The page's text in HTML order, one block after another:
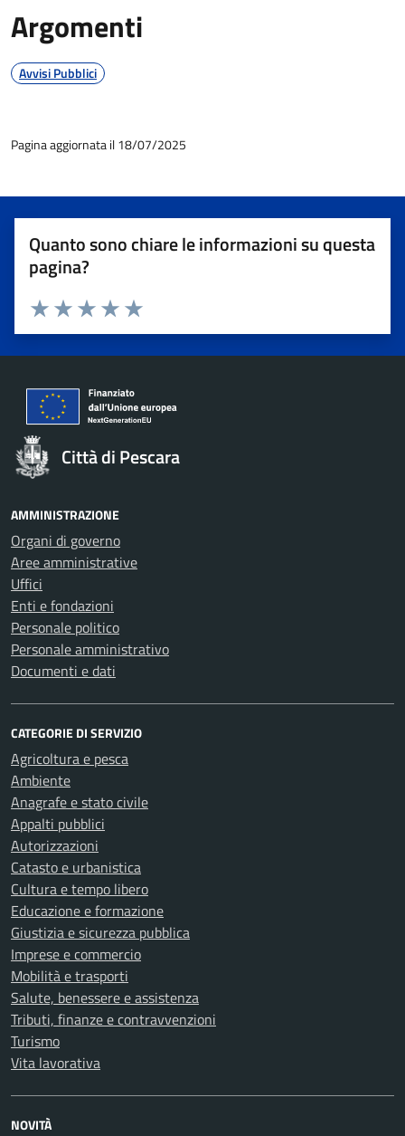
Argomenti
Avvisi Pubblici
Pagina aggiornata il 18/07/2025
Quanto sono chiare le informazioni su questa
pagina?
Valuta 5 stelle su 5
Valuta 4 stelle su 5
Valuta 3 stelle su 5
Valuta 2 stelle su 5
Valuta 1 stelle su 5
Città di Pescara
AMMINISTRAZIONE
Organi di governo
Aree amministrative
Uffici
Enti e fondazioni
Personale politico
Personale amministrativo
Documenti e dati
CATEGORIE DI SERVIZIO
Agricoltura e pesca
Ambiente
Anagrafe e stato civile
Appalti pubblici
Autorizzazioni
Catasto e urbanistica
Cultura e tempo libero
Educazione e formazione
Giustizia e sicurezza pubblica
Imprese e commercio
Mobilità e trasporti
Salute, benessere e assistenza
Tributi, finanze e contravvenzioni
Turismo
Vita lavorativa
NOVITÀ